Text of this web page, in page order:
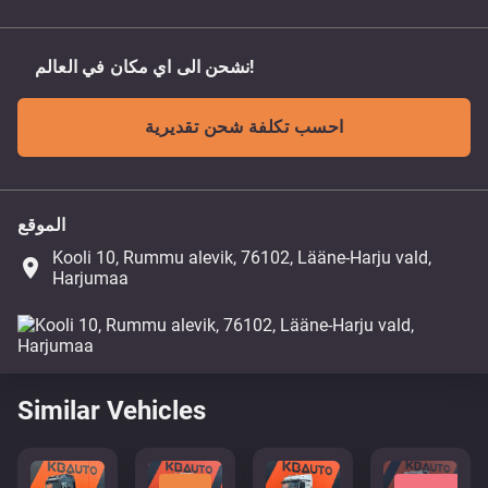
نشحن الى اي مكان في العالم!
احسب تكلفة شحن تقديرية
الموقع
place
Kooli 10, Rummu alevik, 76102, Lääne-Harju vald,
Harjumaa
Similar Vehicles